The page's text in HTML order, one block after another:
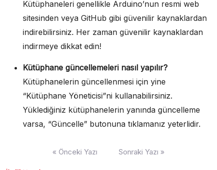
Kütüphaneleri genellikle Arduino’nun resmi web
sitesinden veya GitHub gibi güvenilir kaynaklardan
indirebilirsiniz. Her zaman güvenilir kaynaklardan
indirmeye dikkat edin!
Kütüphane güncellemeleri nasıl yapılır?
Kütüphanelerin güncellenmesi için yine
“Kütüphane Yöneticisi”ni kullanabilirsiniz.
Yüklediğiniz kütüphanelerin yanında güncelleme
varsa, “Güncelle” butonuna tıklamanız yeterlidir.
« Önceki Yazı Sonraki Yazı »